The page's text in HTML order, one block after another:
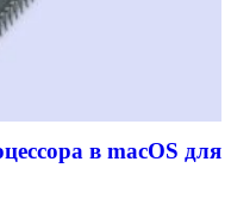
в macOS для